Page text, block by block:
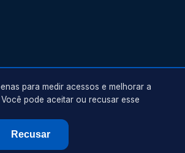
. Todos os direitos reservados.
para medir acessos e melhorar a
pode aceitar ou recusar esse
Recusar